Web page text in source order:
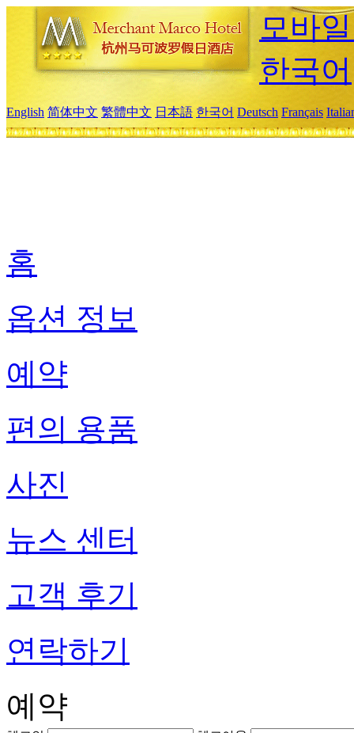
모바
한국어
English 简体中文 繁體中文 日本語 한국어 Deutsch Français
홈
옵션 정보
예약
편의 용품
사진
뉴스 센터
고객 후기
연락하기
예약